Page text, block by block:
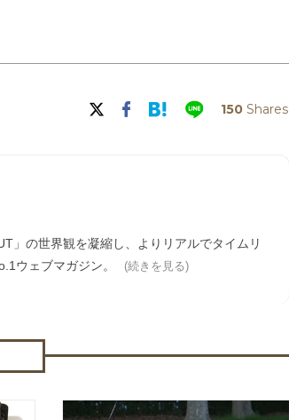
150 Shares
」の世界観を凝縮し、よりリアルでタイムリ
ウェブマガジン。
(続きを見る)